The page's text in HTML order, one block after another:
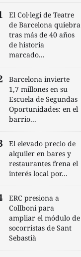
El Col·legi de Teatre
de Barcelona quiebra
tras más de 40 años
de historia
marcado...
Barcelona invierte
1,7 millones en su
Escuela de Segundas
Oportunidades: en el
barrio...
El elevado precio de
alquiler en bares y
restaurantes frena el
interés local por...
ERC presiona a
Collboni para
ampliar el módulo de
socorristas de Sant
Sebastià